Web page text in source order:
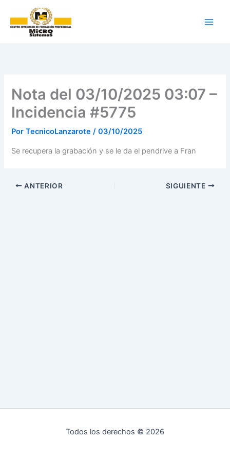
contenido
Nota del 03/10/2025 03:07 –
Incidencia #5775
PorTecnicoLanzarote/03/10/2025
Se recupera la grabación y se le da el pendrive a Fran
ANTERIOR SIGUIENTE
Todos los derechos © 2026